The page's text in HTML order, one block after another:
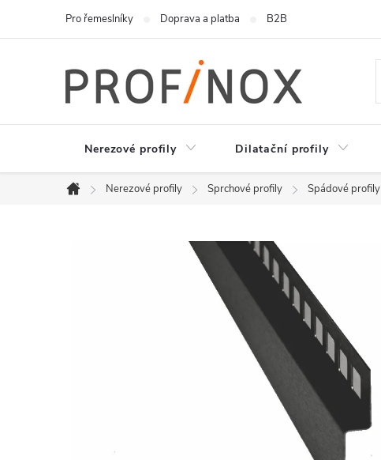
Pro řemeslníky Doprava a platba B2B
Nerezové profily Dilatační profily
Domů
Nerezové profily Sprchové profily Spádové profily